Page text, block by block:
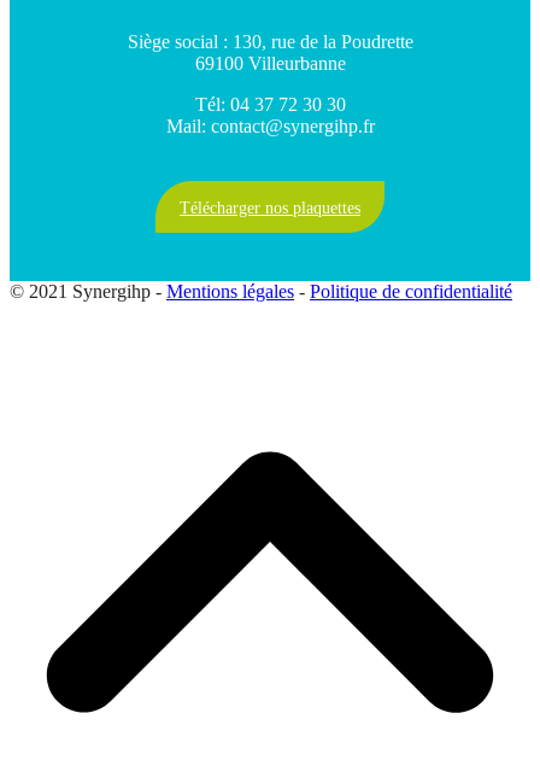
Siège social : 130, rue de la Poudrette
69100 Villeurbanne
Tél: 04 37 72 30 30
Mail: contact@synergihp.fr
Télécharger nos plaquettes
© 2021 Synergihp - Mentions légales - Politique de confidentialité